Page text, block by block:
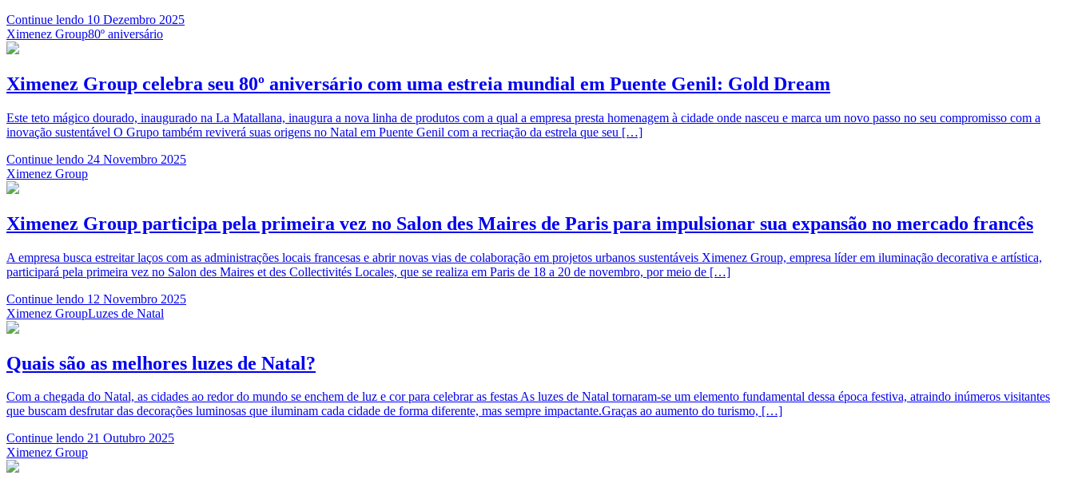
Continue lendo 10 Dezembro 2025
Ximenez Group80º aniversário
Ximenez Group celebra seu 80º aniversário com uma estreia mundial em Puente Genil: Gold Dream
Este teto mágico dourado, inaugurado na La Matallana, inaugura a nova linha de produtos com a qual a empresa presta homenagem à cidade onde nasceu e marca um novo passo no seu compromisso com a
inovação sustentável O Grupo também reviverá suas origens no Natal em Puente Genil com a recriação da estrela que seu […]
Continue lendo 24 Novembro 2025
Ximenez Group
Ximenez Group participa pela primeira vez no Salon des Maires de Paris para impulsionar sua expansão no mercado francês
A empresa busca estreitar laços com as administrações locais francesas e abrir novas vias de colaboração em projetos urbanos sustentáveis Ximenez Group, empresa líder em iluminação decorativa e artística,
participará pela primeira vez no Salon des Maires et des Collectivités Locales, que se realiza em Paris de 18 a 20 de novembro, por meio de […]
Continue lendo 12 Novembro 2025
Ximenez GroupLuzes de Natal
Quais são as melhores luzes de Natal?
Com a chegada do Natal, as cidades ao redor do mundo se enchem de luz e cor para celebrar as festas As luzes de Natal tornaram-se um elemento fundamental dessa época festiva, atraindo inúmeros visitantes
que buscam desfrutar das decorações luminosas que iluminam cada cidade de forma diferente, mas sempre impactante.Graças ao aumento do turismo, […]
Continue lendo 21 Outubro 2025
Ximenez Group